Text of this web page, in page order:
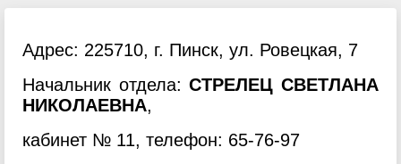
Адрес: 225710, г. Пинск, ул. Ровецкая, 7
Начальник отдела:СТРЕЛЕЦ СВЕТЛАНА
НИКОЛАЕВНА,
кабинет № 11, телефон: 65-76-97